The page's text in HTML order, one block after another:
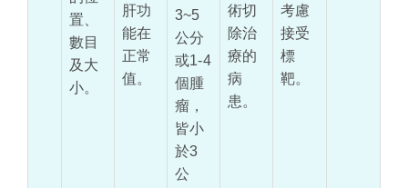
置、
數目
及大
小。
肝功
能在
正常
值。
3~5
公分
或1-4
個腫
瘤，
皆小
於3
公
術切
除治
療的
病
患。
考慮
接受
標
靶。